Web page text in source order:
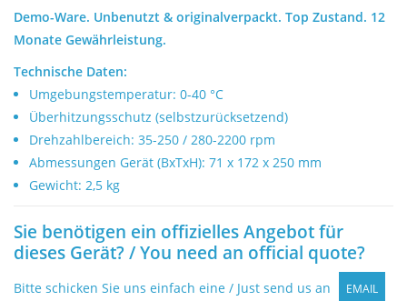
Demo-Ware. Unbenutzt & originalverpackt. Top Zustand. 12
Monate Gewährleistung.
Technische Daten:
Umgebungstemperatur: 0-40 °C
Überhitzungsschutz (selbstzurücksetzend)
Drehzahlbereich: 35-250 / 280-2200 rpm
Abmessungen Gerät (BxTxH): 71 x 172 x 250 mm
Gewicht: 2,5 kg
Sie benötigen ein offizielles Angebot für
dieses Gerät? / You need an official quote?
Bitte schicken Sie uns einfach eine / Just send us an EMAIL